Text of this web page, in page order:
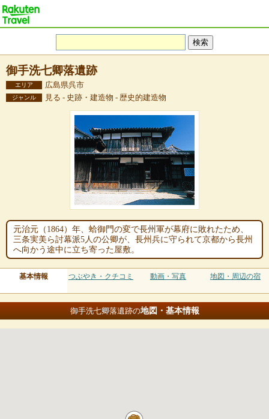
御手洗七卿落遺跡
エリア 広島県呉市
ジャンル 見る - 史跡・建造物 - 歴史的建造物
元治元（1864）年、蛤御門の変で長州軍が幕府に敗れたため、
三条実美ら討幕派5人の公卿が、長州兵に守られて京都から長州
へ向かう途中に立ち寄った屋敷。
基本情報 つぶやき・クチコミ 動画・写真 地図・周辺の宿
御手洗七卿落遺跡の地図・基本情報